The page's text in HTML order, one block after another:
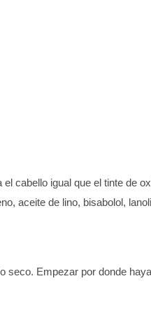
cabello igual que el tinte de
aceite de lino, bisabolol,
Empezar por donde